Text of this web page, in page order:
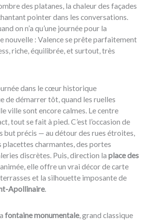
des platanes, la chaleur des façades
pointer dans les conversations.
on n’a qu’une journée pour la
nouvelle : Valence se prête parfaitement
riche, équilibrée, et surtout, très
dans le cœur historique
de démarrer tôt, quand les ruelles
ville sont encore calmes. Le centre
tout se fait à pied. C’est l’occasion de
but précis — au détour des rues étroites,
placettes charmantes, des portes
discrètes. Puis, direction la place des
elle offre un vrai décor de carte
et la silhouette imposante de
Apollinaire.
fontaine monumentale, grand classique